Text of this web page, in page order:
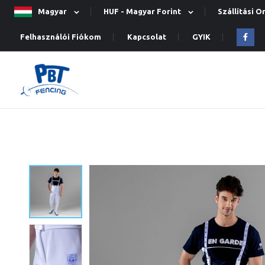
Magyar HUF - Magyar Forint Szállítási
Felhasználói Fiókom Kapcsolat GYIK
képgaléria
végére